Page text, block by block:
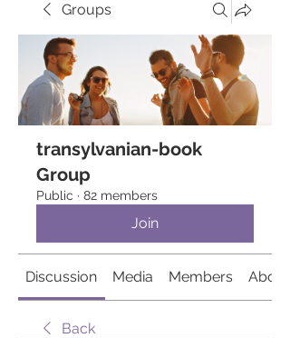
Groups
transylvanian-book
Group
Public · 82 members
Join
Discussion Media Members About
Back